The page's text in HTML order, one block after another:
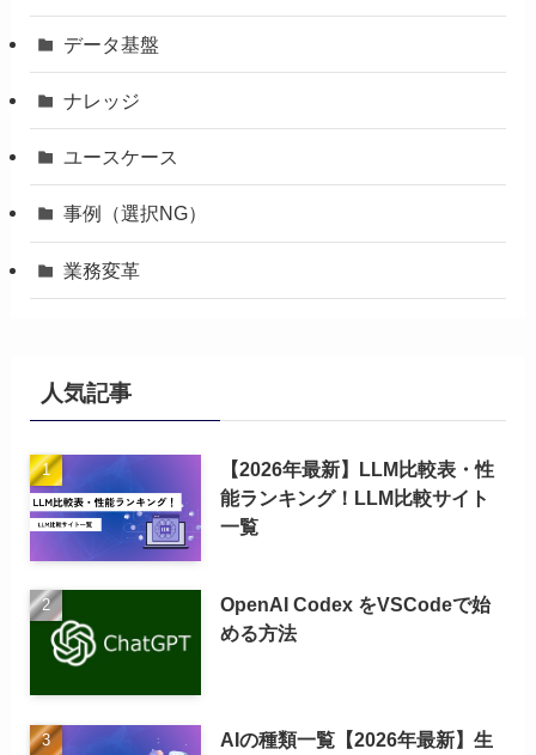
データ基盤
ナレッジ
ユースケース
事例（選択NG）
業務変革
人気記事
【2026年最新】LLM比較表・性
能ランキング！LLM比較サイト
一覧
OpenAI Codex をVSCodeで始
める方法
AIの種類一覧【2026年最新】生